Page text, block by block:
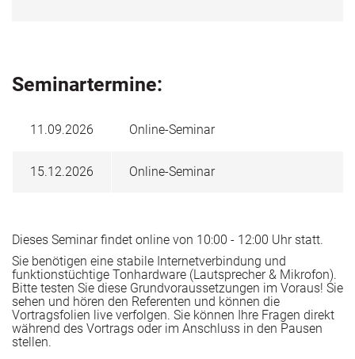
mit Vergabeverfahren
Bildungsorganisation den Bereich Qualitätsmanagement
/ Akkreditierung und war
Institutionelle Akkreditierung der dazugehörigen
Technischen Hochschule.
Umwelt sowie EOQ Quality
Winter Semester 2022/2023 nahm er einen Lehrauftrag
Bochum mit der Vorlesung „Qualitätsmangement“
im berufsbegleitenden Masterstudiengang
„Betriebssicherheitsmanagement (BSM)“ wahr. Ferner hat
er Bildungsträger beim Aufbau prozessorientierter
Qualitätsmanagementsysteme beraten.
Seminartermine:
11.09.2026 Online-Seminar
15.12.2026 Online-Seminar
Dieses Seminar findet online von 10:00 - 12:00 Uhr statt.
Sie benötigen eine stabile Internetverbindung und
funktionstüchtige Tonhardware (Lautsprecher & Mikrofon).
Bitte testen Sie diese Grundvoraussetzungen im Voraus! Sie
sehen und hören den Referenten und können die
Vortragsfolien live verfolgen. Sie können Ihre Fragen direkt
während des Vortrags oder im Anschluss in den Pausen
stellen.